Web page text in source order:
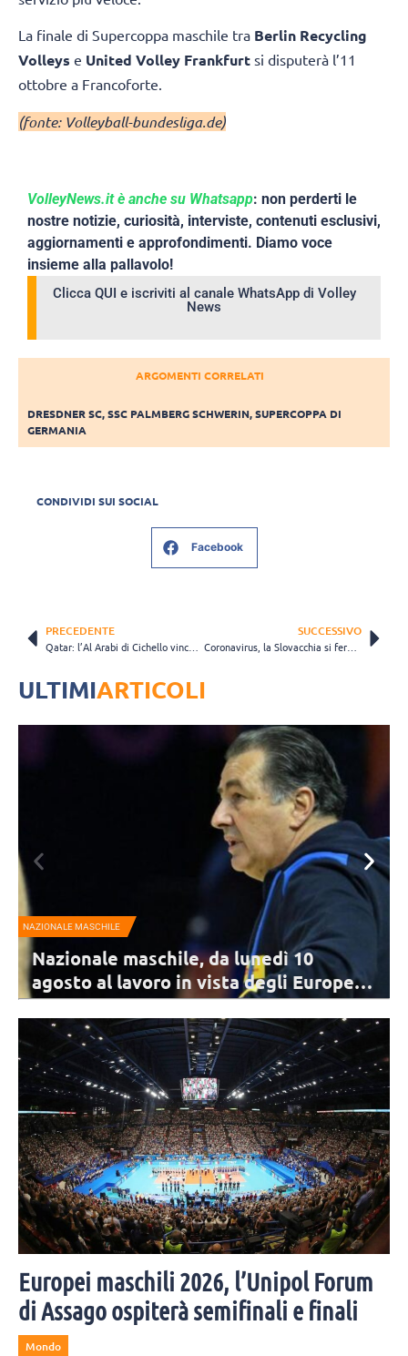
La finale di Supercoppa maschile tra Berlin Recycling
Volleys e United Volley Frankfurt si disputerà l’11
ottobre a Francoforte.
(fonte: Volleyball-bundesliga.de)
VolleyNews.it è anche su Whatsapp: non perderti le
nostre notizie, curiosità, interviste, contenuti esclusivi,
aggiornamenti e approfondimenti. Diamo voce
insieme alla pallavolo!
Clicca QUI e iscriviti al canale WhatsApp di Volley
News
ARGOMENTI CORRELATI
DRESDNER SC,SSC PALMBERG SCHWERIN,SUPERCOPPA DI
GERMANIA
CONDIVIDI SUI SOCIAL
Facebook
PRECEDENTE SUCCESSIVO
Coronavirus, la Slovacchia si ferma di nuovo. Campionati sospesi dal 1° ottobre
ULTIMIARTICOLI
NAZIONALE MASCHILE
Nazionale maschile, da lunedì 10
agosto al lavoro in vista degli Europei: i
convocati
avvicinamento agli Europei. I 17 convocati di De Giorgi per il primo
raduno.
Europei maschili 2026, l’Unipol Forum
di Assago ospiterà semifinali e finali
Mondo